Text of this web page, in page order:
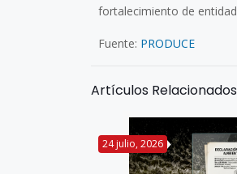
fortalecimiento de
Fuente: PRODUCE
Artículos Relacionados
24 julio, 2026